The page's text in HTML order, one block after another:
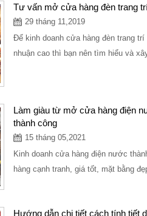
Tư vấn mở cửa hàng đèn trang
29 tháng 11,2019
Để kinh doanh cửa hàng đèn trang
nhuận cao thì bạn nên tìm hiểu và
Làm giàu từ mở cửa hàng điện
thành công
15 tháng 05,2021
Kinh doanh cửa hàng điện nước
hàng cạnh tranh, giá tốt, mặt bằng
Hướng dẫn chi tiết cách tính tiết